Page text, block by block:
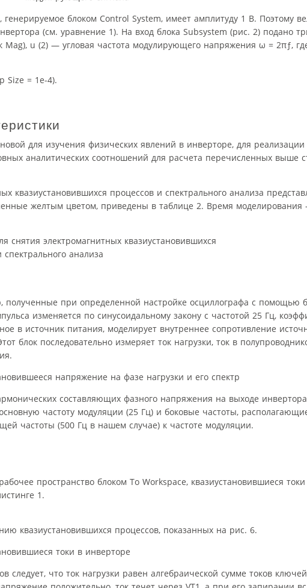
блоком Control System, имеет амплитуду 1 В. Поэтому
(см. уравнение 1). На вход блока Subsystem (рис. 2) подано
u (2) — угловая частота модулирующего напряжения ω = 2πƒ,
Size = 1e-4).
для изучения физических явлений в инверторе, для реализации
аналитических соотношений для расчета перечисленных выше
квазиустановившихся процессов и спектрального анализа
желтым цветом, приведены в таблице 2. Время моделирования
полученные при определенной настройке осциллографа с помощью
изменяется по синусоидальному закону с частотой 25 Гц,
в источник питания, моделирует внутреннее сопротивление
блок последовательно измеряет ток нагрузки, ток в
составляющих фазного напряжения на выходе
частоту модуляции (25 Гц) и боковые частоты,
частоты (500 Гц в нашем случае) к частоте модуляции.
пространство блоком To Workspace, квазиустановившиеся
1.
квазиустановившихся процессов, показанных на рис. 6.
следует, что ток нагрузки равен алгебраической сумме токов